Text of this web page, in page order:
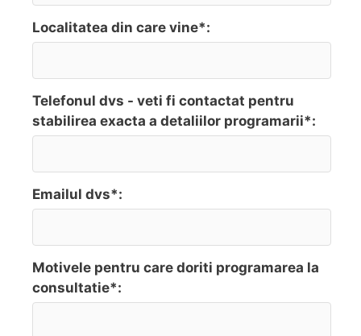
Localitatea din care vine*:
Telefonul dvs - veti fi contactat pentru
stabilirea exacta a detaliilor programarii*:
Emailul dvs*:
Motivele pentru care doriti programarea la
consultatie*: